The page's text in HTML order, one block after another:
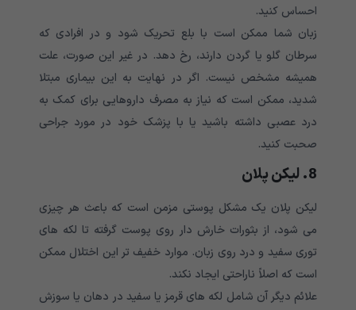
احساس کنید.
زبان شما ممکن است با بلع تحریک شود و در افرادی که
سرطان گلو یا گردن دارند، رخ دهد. در غیر این صورت، علت
همیشه مشخص نیست. اگر در نهایت به این بیماری مبتلا
شدید، ممکن است که نیاز به مصرف داروهایی برای کمک به
درد عصبی داشته باشید یا با پزشک خود در مورد جراحی
صحبت کنید.
8. لیکن پلان
لیکن پلان یک مشکل پوستی مزمن است که باعث هر چیزی
می شود، از بثورات خارش دار روی پوست گرفته تا لکه های
توری سفید و درد روی زبان. موارد خفیف تر این اختلال ممکن
است که اصلاً ناراحتی ایجاد نکند.
علائم دیگر آن شامل لکه های قرمز یا سفید در دهان یا سوزش